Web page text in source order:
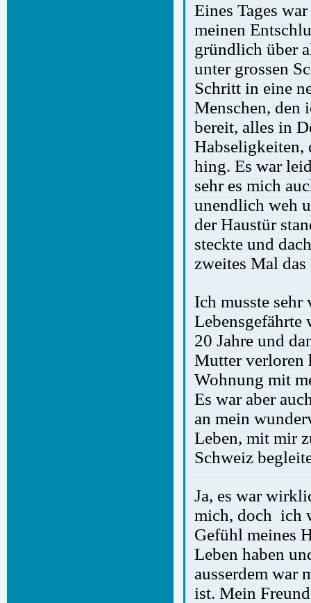
Eines Tages
meinen
gründlich über
unter grossen
Schritt in eine
Menschen, den
bereit, alles in
Habseligkeiten,
hing. Es war
sehr es mich
unendlich weh
der Haustür
steckte und
zweites Mal
Ich musste
Lebensgefährte
20 Jahre und
Mutter verloren
Wohnung mit
Es war aber
an mein
Leben, mit mir
Schweiz
Ja, es war
mich, doch ich
Gefühl meines
Leben haben
ausserdem war
ist. Mein